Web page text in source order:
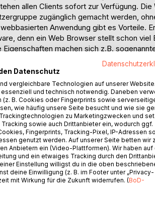
allen Clients sofort zur Verfügung.
zugänglich gemacht werden,
Anwendung gibt es Vorteile.
denn ein Web Browser stellt schon
Eigenschaften machen sich z.B.
webbasierte Dienste und
Portale, zur Verfügung. Das
hin zu verteilten webbasierten
Systeme zu realisieren. Zwei
(PHP) . ASP sind, genau wie PHP
zu erstellen. Diese Technologien
Anfrage eines Client Browsers zur
verteilte webbasierte Anwendungen zu
Rahmen bleibt. Eine weitere
sehr ähnlich ist, ist die Java
zu ASP und PHP auf der stark
Anforderung an die umzusetzende
Ausschlaggebend für diese ist der
wie z.B. PHP, ASP oder JSP
Datenschutz
vergleichbare Technologien auf unserer Website.
und technisch notwendig. Daneben
(z. B. Cookies oder Fingerprints sowie
wie häufig unsere Seite besucht und wie sie
zu Marketingzwecken und
sowie auch Drittanbieter ein, wodurch ggf.
Fingerprints, Tracking-Pixel, IP-Adressen
genutzt werden. Auf unserer Seite betten wir
Anbietern ein (Video-Plattformen). Wir haben auf
und ein etwaiges Tracking durch den
Einstellung willigst du in die oben
deine Einwilligung (z. B. im Footer unter „Privacy-
mit Wirkung für die Zukunft widerrufen. (BoD-